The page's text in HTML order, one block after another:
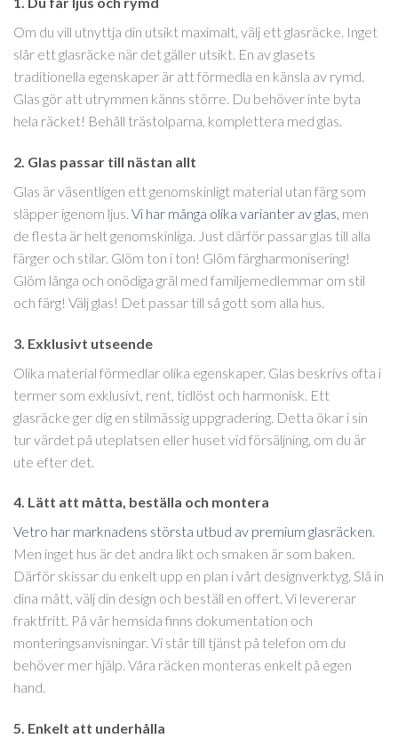
Om du vill utnyttja din utsikt maximalt, välj ett glasräcke. Inget
slår ett glasräcke när det gäller utsikt. En av glasets
traditionella egenskaper är att förmedla en känsla av rymd.
Glas gör att utrymmen känns större. Du behöver inte byta
hela räcket! Behåll trästolparna, komplettera med glas.
2. Glas passar till nästan allt
Glas är väsentligen ett genomskinligt material utan färg som
släpper igenom ljus. Vi har många olika varianter av glas, men
de flesta är helt genomskinliga. Just därför passar glas till alla
färger och stilar. Glöm ton i ton! Glöm färgharmonisering!
Glöm långa och onödiga gräl med familjemedlemmar om stil
och färg! Välj glas! Det passar till så gott som alla hus.
3. Exklusivt utseende
Olika material förmedlar olika egenskaper. Glas beskrivs ofta i
termer som exklusivt, rent, tidlöst och harmonisk. Ett
glasräcke ger dig en stilmässig uppgradering. Detta ökar i sin
tur värdet på uteplatsen eller huset vid försäljning, om du är
ute efter det.
4. Lätt att måtta, beställa och montera
Vetro har marknadens största utbud av premium glasräcken.
Men inget hus är det andra likt och smaken är som baken.
Därför skissar du enkelt upp en plan i vårt designverktyg. Slå in
dina mått, välj din design och beställ en offert. Vi levererar
fraktfritt. På vår hemsida finns dokumentation och
monteringsanvisningar. Vi står till tjänst på telefon om du
behöver mer hjälp. Våra räcken monteras enkelt på egen
hand.
5. Enkelt att underhålla